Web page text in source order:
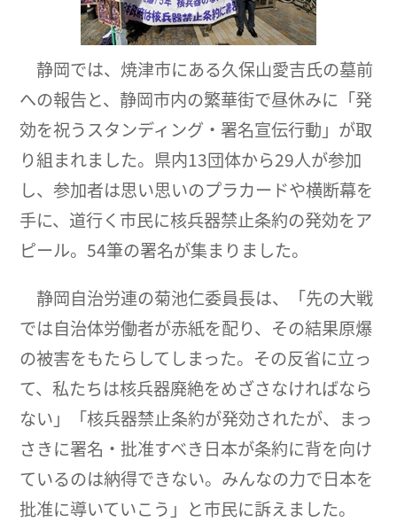
静岡では、焼津市にある久保山愛吉氏の墓前
への報告と、静岡市内の繁華街で昼休みに「発
効を祝うスタンディング・署名宣伝行動」が取
り組まれました。県内13団体から29人が参加
し、参加者は思い思いのプラカードや横断幕を
手に、道行く市民に核兵器禁止条約の発効をア
ピール。54筆の署名が集まりました。
静岡自治労連の菊池仁委員長は、「先の大戦
では自治体労働者が赤紙を配り、その結果原爆
の被害をもたらしてしまった。その反省に立っ
て、私たちは核兵器廃絶をめざさなければなら
ない」「核兵器禁止条約が発効されたが、まっ
さきに署名・批准すべき日本が条約に背を向け
ているのは納得できない。みんなの力で日本を
批准に導いていこう」と市民に訴えました。